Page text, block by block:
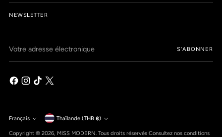
NEWSLETTER
adresse
électronique
S'ABONNER
Langue
Français Monnaie Thaïlande (THB ฿)
Copyright © 2026, MISS MODERN. Tous droits réservés Consultez nos conditions